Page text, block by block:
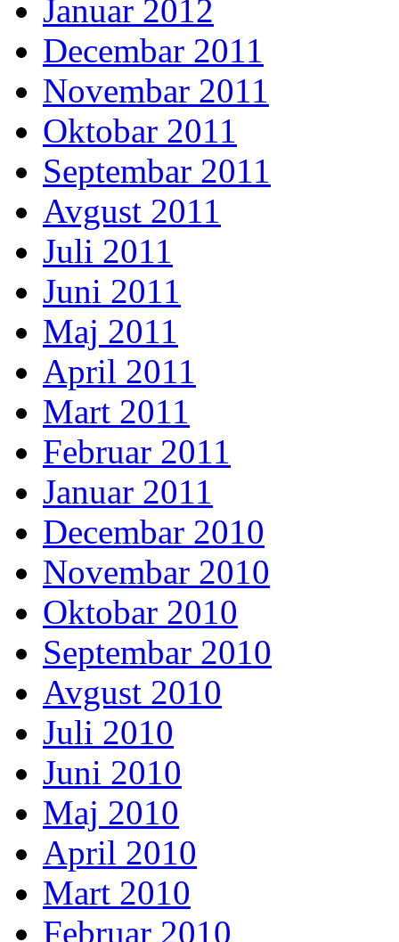
Januar 2012
Decembar 2011
Novembar 2011
Oktobar 2011
Septembar 2011
Avgust 2011
Juli 2011
Juni 2011
Maj 2011
April 2011
Mart 2011
Februar 2011
Januar 2011
Decembar 2010
Novembar 2010
Oktobar 2010
Septembar 2010
Avgust 2010
Juli 2010
Juni 2010
Maj 2010
April 2010
Mart 2010
Februar 2010